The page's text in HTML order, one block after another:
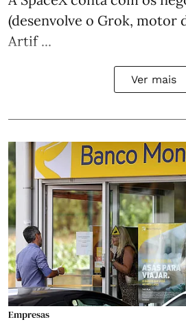
(desenvolve o Grok, motor
Artif ...
Ver mais
Empresas